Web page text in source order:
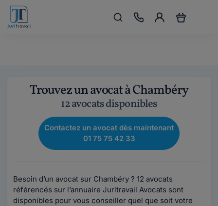
Trouvez un avocat à Chambéry
12 avocats disponibles
Contactez un avocat dès maintenant
01 75 75 42 33
Besoin d’un avocat sur Chambéry ? 12 avocats
référencés sur l’annuaire Juritravail Avocats sont
disponibles pour vous conseiller quel que soit votre